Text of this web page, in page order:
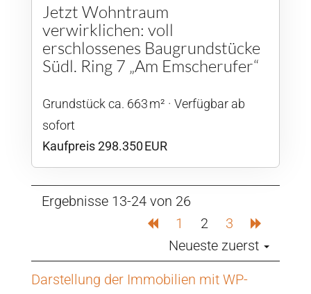
Jetzt Wohntraum
verwirklichen: voll
erschlossenes Baugrundstücke
Südl. Ring 7 „Am Emscherufer“
Grund­stück ca. 663 m²
Verfügbar ab
sofort
Kaufpreis 298.350 EUR
Ergebnisse 13-24 von 26
1
2
3
Neueste zuerst
Darstellung der Immobilien mit WP-